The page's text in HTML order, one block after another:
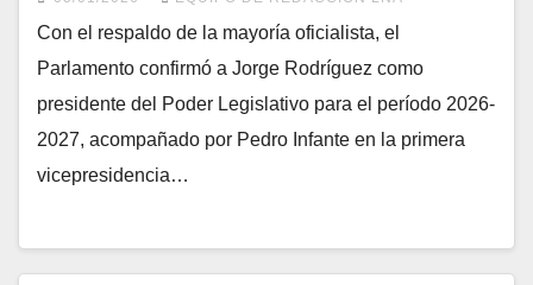
Con el respaldo de la mayoría oficialista, el
Parlamento confirmó a Jorge Rodríguez como
presidente del Poder Legislativo para el período 2026-
2027, acompañado por Pedro Infante en la primera
vicepresidencia…